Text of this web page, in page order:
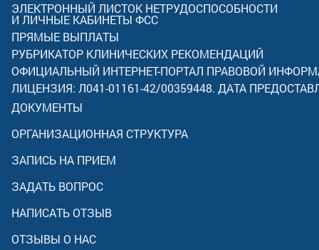
ЭЛЕКТРОННЫЙ ЛИСТОК НЕТРУДОСПОСОБНОСТИ
И ЛИЧНЫЕ КАБИНЕТЫ ФСС
ПРЯМЫЕ ВЫПЛАТЫ
РУБРИКАТОР КЛИНИЧЕСКИХ РЕКОМЕНДАЦИЙ
ОФИЦИАЛЬНЫЙ ИНТЕРНЕТ-ПОРТАЛ ПРАВОВОЙ
ЛИЦЕНЗИЯ: Л041-01161-42/00359448. ДАТА
ДОКУМЕНТЫ
ОРГАНИЗАЦИОННАЯ СТРУКТУРА
ЗАПИСЬ НА ПРИЕМ
ЗАДАТЬ ВОПРОС
НАПИСАТЬ ОТЗЫВ
ОТЗЫВЫ О НАС